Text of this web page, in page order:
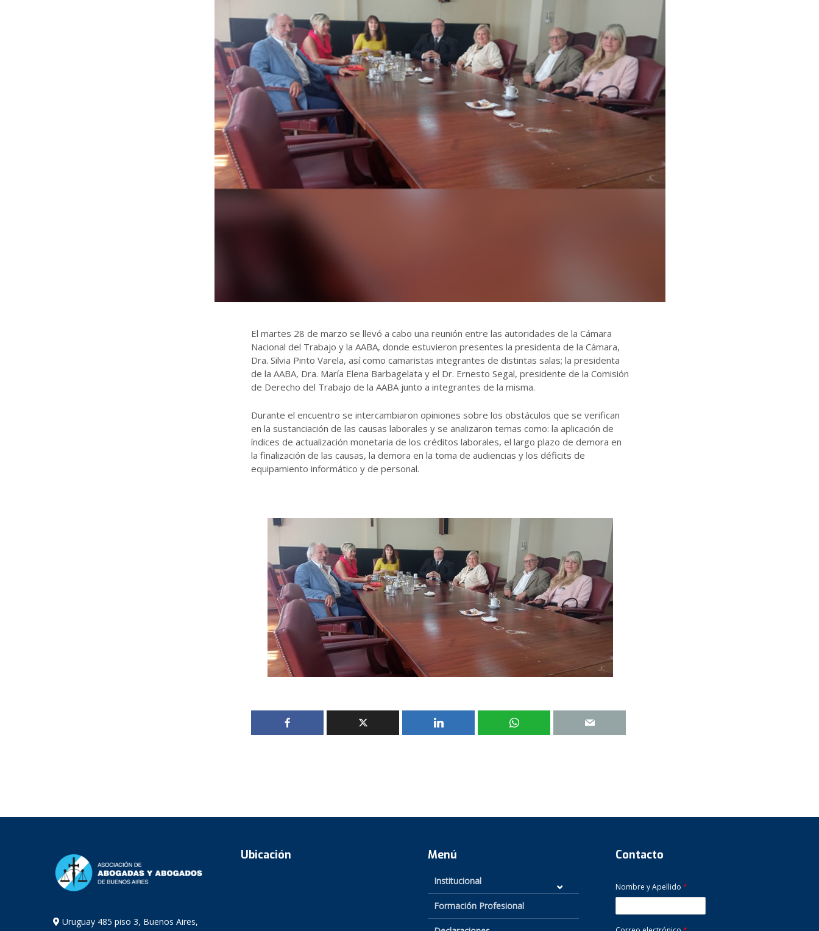
El martes 28 de marzo se llevó a cabo una reunión entre las autoridades de la Cámara
Nacional del Trabajo y la AABA, donde estuvieron presentes la presidenta de la Cámara,
Dra. Silvia Pinto Varela, así como camaristas integrantes de distintas salas; la presidenta
de la AABA, Dra. María Elena Barbagelata y el Dr. Ernesto Segal, presidente de la Comisión
de Derecho del Trabajo de la AABA junto a integrantes de la misma.
Durante el encuentro se intercambiaron opiniones sobre los obstáculos que se verifican
en la sustanciación de las causas laborales y se analizaron temas como: la aplicación de
índices de actualización monetaria de los créditos laborales, el largo plazo de demora en
la finalización de las causas, la demora en la toma de audiencias y los déficits de
equipamiento informático y de personal.
Uruguay 485 piso 3, Buenos Aires,
Ubicación Menú
Institucional
Formación Profesional
Contacto
Nombre y Apellido *